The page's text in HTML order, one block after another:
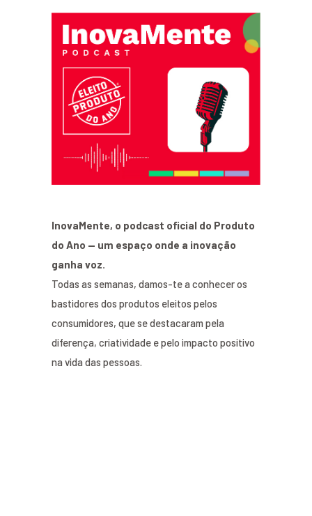
InovaMente, o podcast oficial do Produto
do Ano — um espaço onde a inovação
ganha voz.
Todas as semanas, damos-te a conhecer os
bastidores dos produtos eleitos pelos
consumidores, que se destacaram pela
diferença, criatividade e pelo impacto positivo
na vida das pessoas.